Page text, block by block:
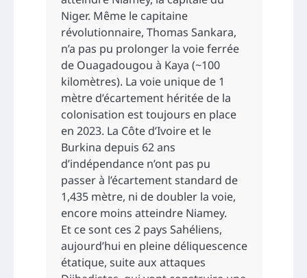
Niger. Même le capitaine
révolutionnaire, Thomas Sankara,
n’a pas pu prolonger la voie ferrée
de Ouagadougou à Kaya (~100
kilomètres). La voie unique de 1
mètre d’écartement héritée de la
colonisation est toujours en place
en 2023. La Côte d’Ivoire et le
Burkina depuis 62 ans
d’indépendance n’ont pas pu
passer à l’écartement standard de
1,435 mètre, ni de doubler la voie,
encore moins atteindre Niamey.
Et ce sont ces 2 pays Sahéliens,
aujourd’hui en pleine déliquescence
étatique, suite aux attaques